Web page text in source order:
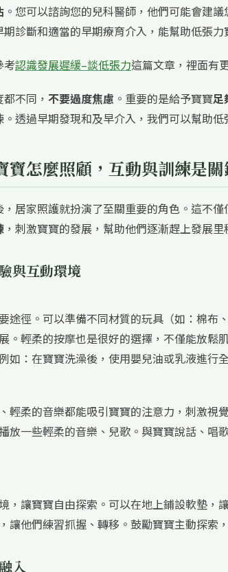
。您可以諮詢您的兒科醫師，他們可能會建
診斷和適當的早期療育介入，能幫助低張
考認識發展遲緩–談低張力這篇文章，裡面有
不同， 不要過度焦慮 。重要的是給予寶寶足
透過早期發現和及早介入，我們可以幫助低
寶怎麼照顧，互動與訓練是
居家照護就扮演了至關重要的角色。這不
，刺激寶寶的發展，幫助他們逐漸趕上發展里
與互動環境
途徑。可以準備不同材質的玩具（如：棉布
。輕柔的按摩也是很好的選擇，不僅能放鬆
如：在寶寶洗澡後，使用嬰兒油或乳液進行
輕柔的音樂都能吸引寶寶的注意力，刺激視
放一些輕柔的音樂、兒歌。與寶寶說話、唱
，讓寶寶自由探索。可以在地上鋪設軟墊，
讓他們練習抓握、轉移。鼓勵寶寶主動探索
入